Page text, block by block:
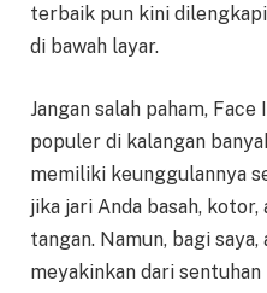
terbaik pun kini
di bawah layar.
Jangan salah paham,
populer di kalangan
memiliki keunggulannya
jika jari Anda basah,
tangan. Namun, bagi
meyakinkan dari